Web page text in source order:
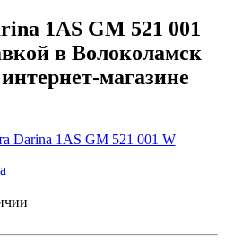
1AS GM 521 001
в Волоколамск
магазине